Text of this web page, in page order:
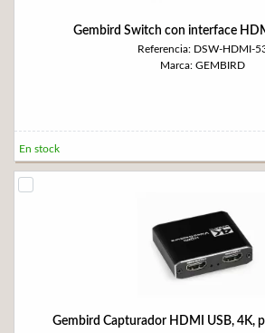
Gembird Switch con interface
Referencia: DSW-HDMI-
Marca: GEMBIRD
En stock
Gembird Capturador HDMI USB, 4K,